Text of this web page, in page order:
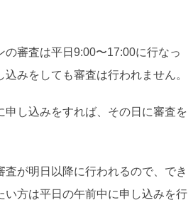
の審査は平日9:00〜17:00に行なっ
みをしても審査は行われません。
申し込みをすれば、その日に審査を
査が明日以降に行われるので、でき
い方は平日の午前中に申し込みを行